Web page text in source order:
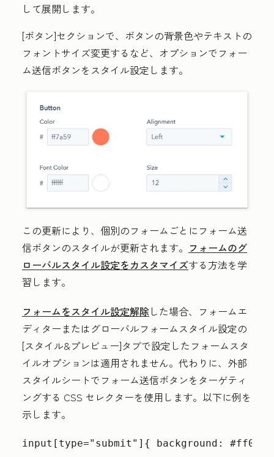
して展開します。
[ボタン]セクションで、ボタンの背景色やテキストの
フォントサイズ変更するなど、オプションでフォー
ム送信ボタンをスタイル設定します。
この更新により、個別のフォームごとにフォーム送
信ボタンのスタイルが更新されます。 フォームのグ
ローバルスタイル設定をカスタマイズする方法を学
習します。
フォームをスタイル設定解除した場合、フォームエ
ディターまたはグローバルフォームスタイル設定の
[スタイル&プレビュー]タブで設定したフォームスタ
イルオプションは適用されません。代わりに、外部
スタイルシートでフォーム送信ボタンをターゲティ
ングする CSS セレクターを使用します。以下に例を
示します。
input[type="submit"]{ background: